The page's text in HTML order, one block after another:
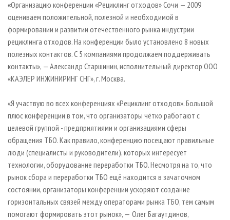
«Организацию конференции «Рециклинг отходов» Сочи — 2009
оцениваем положительной, полезной и необходимой в
формировании и развитии отечественного рынка индустрии
рециклинга отходов. На конференции было установлено 8 новых
полезных контактов. С 5 компаниями продолжаем поддерживать
контакты», — Александр Старшинин, исполнительный директор ООО
«КАЭЛЕР ИНЖИНИРИНГ СНГ», г. Москва.
«Я участвую во всех конференциях «Рециклинг отходов». Большой
плюс конференции в том, что организаторы чётко работают с
целевой группой - предприятиями и организациями сферы
обращения ТБО. Как правило, конференцию посещают правильные
люди (специалисты и руководители), которых интересует
технологии, оборудование переработки ТБО. Несмотря на то, что
рынок сбора и переработки ТБО ещё находится в зачаточном
состоянии, организаторы конференции ускоряют создание
горизонтальных связей между операторами рынка ТБО, тем самым
помогают формировать этот рынок», — Олег Багаутдинов,